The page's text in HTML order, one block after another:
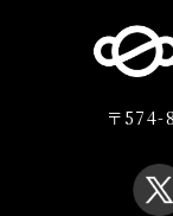
〒574-